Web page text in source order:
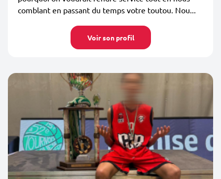
comblant en passant du temps votre toutou. Nou...
Voir son profil